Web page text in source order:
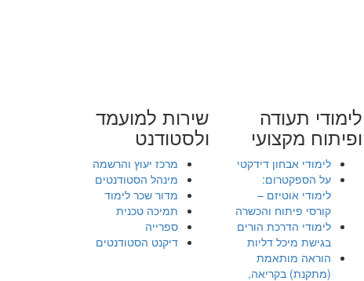
לימודי תעודה
ופיתוח מקצועי
לימודי אבחון דידקטי
על הספקטרום:
לימודי אוטיזם –
קורסי פיתוח והכשרה
לימודי הדרכת הורים
בגישת מיכל דליות
הוראה מותאמת
(מתקנת) בקריאה,
שירות למועמד
ולסטודנט
מרכז יעוץ והרשמה
מינהל הסטודנטים
מדור שכר לימוד
תמיכה טכנית
ספרייה
דיקנט הסטודנטים